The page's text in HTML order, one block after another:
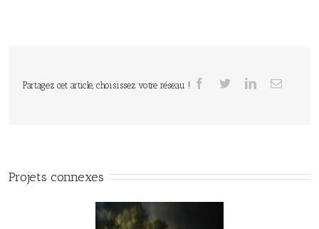
Partagez cet article, choisissez votre réseau !
Projets connexes